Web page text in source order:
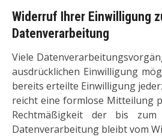
Widerruf Ihrer Einwilligung
Datenverarbeitung
Viele
ausdrücklichen Einwilligung
bereits erteilte Einwilligung
reicht eine formlose Mitteilung
Rechtmäßigkeit der bis
Datenverarbeitung bleibt vom